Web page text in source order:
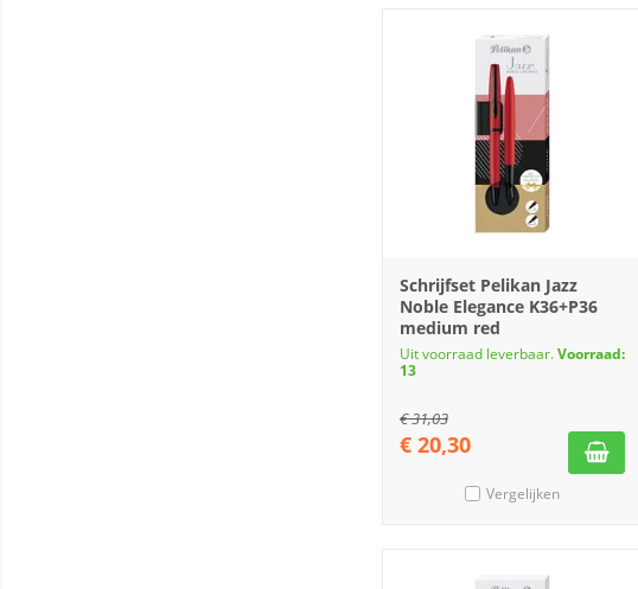
Schrijfset Pelikan Jazz
Noble Elegance K36+P36
medium red
Uit voorraad leverbaar.Voorraad:
13
€31,03
€ 20,30
Vergelijken